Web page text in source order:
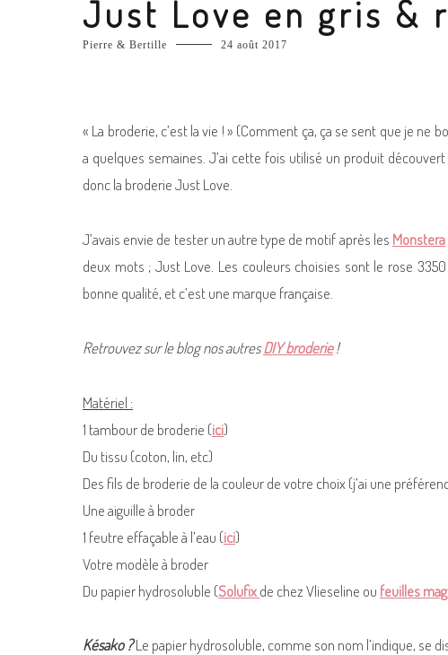
Just Love en gris &
Pierre & Bertille 24 août 2017
« La broderie, c’est la vie ! » (Comment ça, ça se sent que je ne
a quelques semaines. J’ai cette fois utilisé un produit
donc la broderie Just Love.
J’avais envie de tester un autre type de motif après les Monstera
deux mots ; Just Love. Les couleurs choisies sont le rose
bonne qualité, et c’est une marque française.
Retrouvez sur le blog nos autresDIY broderie!
Matériel :
1 tambour de broderie (ici)
Du tissu (coton, lin, etc)
Des fils de broderie de la couleur de votre choix (j’ai une
Une aiguille à broder
1 feutre effaçable à l’eau (ici)
Votre modèle à broder
Du papier hydrosoluble (Solufixde chez Vlieseline ou feuilles
Késako ?Le papier hydrosoluble, comme son nom l’indique, se